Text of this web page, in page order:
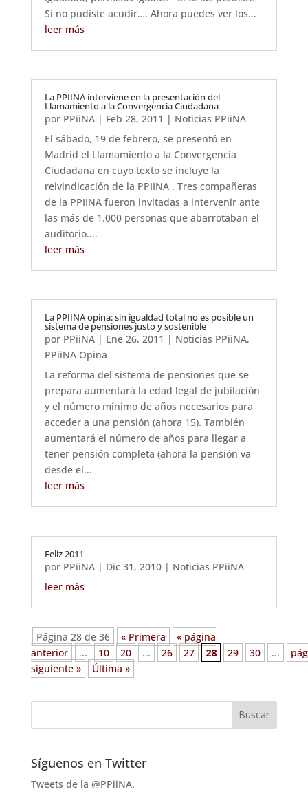
Si no pudiste acudir…. Ahora puedes ver los...
leer más
La PPIINA interviene en la presentación del
Llamamiento a la Convergencia Ciudadana
por PPiiNA| Feb 28, 2011 | Noticias PPiiNA
El sábado, 19 de febrero, se presentó en
Madrid el Llamamiento a la Convergencia
Ciudadana en cuyo texto se incluye la
reivindicación de la PPIINA . Tres compañeras
de la PPIINA fueron invitadas a intervenir ante
las más de 1.000 personas que abarrotaban el
auditorio....
leer más
La PPIINA opina: sin igualdad total no es posible un
sistema de pensiones justo y sostenible
por PPiiNA| Ene 26, 2011 | Noticias PPiiNA,
PPiiNA Opina
La reforma del sistema de pensiones que se
prepara aumentará la edad legal de jubilación
y el número mínimo de años necesarios para
acceder a una pensión (ahora 15). También
aumentará el número de años para llegar a
tener pensión completa (ahora la pensión va
desde el...
leer más
Feliz 2011
por PPiiNA| Dic 31, 2010| Noticias PPiiNA
leer más
Página 28 de 36 « Primera
« página
anterior
... 10 20 ... 26 27 28 29 30 ...
siguiente »
Última »
Síguenos en Twitter
Tweets de la @PPiiNA.